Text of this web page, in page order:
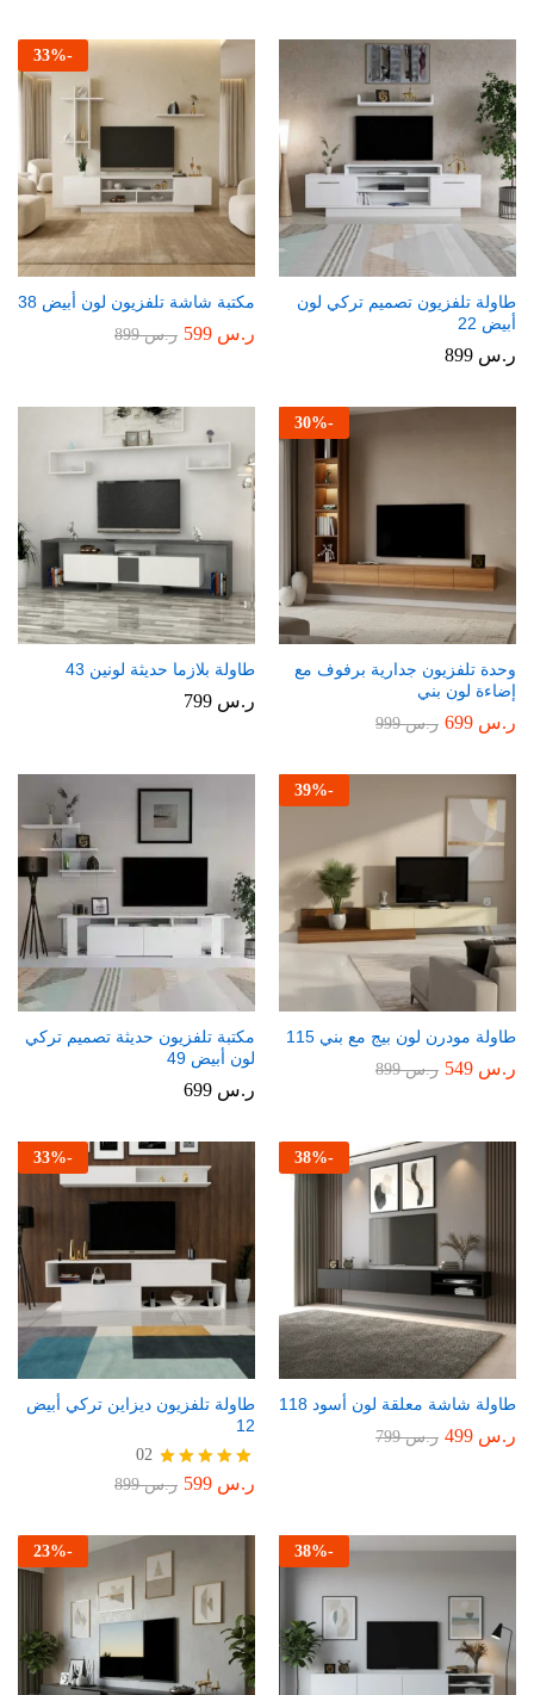
طاولة تلفزيون تصميم تركي لون
أبيض 22
ر.س
-
33%
مكتبة شاشة تلفزيون لون أبيض 38
ر.س ر.س899
-
30%
وحدة تلفزيون جدارية برفوف مع
إضاءة لون بني
ر.س ر.س999
طاولة بلازما حديثة لونين 43
ر.س
-
39%
طاولة مودرن لون بيج مع بني 115
ر.س ر.س899
مكتبة تلفزيون حديثة تصميم تركي
لون أبيض 49
ر.س
-
38%
طاولة شاشة معلقة لون أسود 118
ر.س ر.س799
-
33%
طاولة تلفزيون ديزاين تركي أبيض
12
تم التقييم
02
ر.س ر.س899
-
38%
-
23%